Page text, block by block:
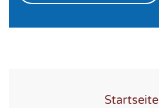
Startseite